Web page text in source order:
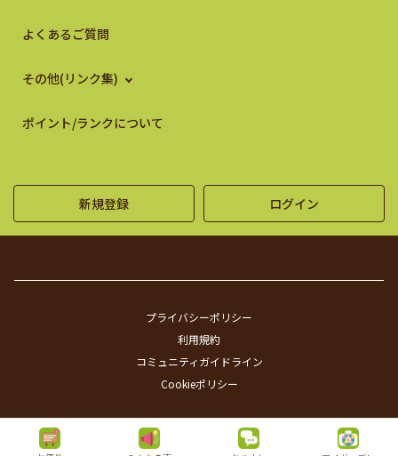
よくあるご質問
その他(リンク集)
ポイント/ランクについて
新規登録 ログイン
プライバシーポリシー
利用規約
コミュニティガイドライン
Cookieポリシー
©SUNTORY FLOWERS ALL RIGHTS RESERVED.